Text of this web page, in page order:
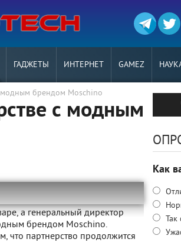
ГАДЖЕТЫ ИНТЕРНЕТ GAMEZ
модным брендом Moschino
с модным
а генеральный директор
брендом Moschino.
что партнерство продолжится
Как
Так